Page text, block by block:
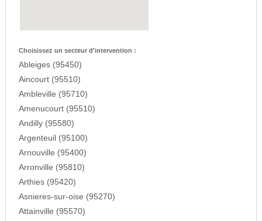
Choisissez un secteur d'intervention :
Ableiges (95450)
Aincourt (95510)
Ambleville (95710)
Amenucourt (95510)
Andilly (95580)
Argenteuil (95100)
Arnouville (95400)
Arronville (95810)
Arthies (95420)
Asnieres-sur-oise (95270)
Attainville (95570)